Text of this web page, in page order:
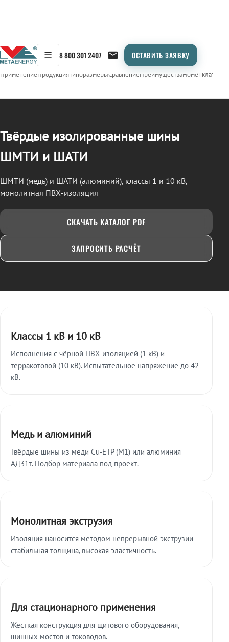
☰ 8 800 301 2407 ОСТАВИТЬ ЗАЯВКУ
← Продукция/СТП (ШМТИ / ШАТИ)
ПрименениеПродукцияТипоразмерыСравнениеПреимуществаНоменклатура
Твёрдые изолированные шины
ШМТИ и ШАТИ
ШМТИ (медь) и ШАТИ (алюминий), классы 1 и 10 кВ,
монолитная ПВХ-изоляция
СКАЧАТЬ КАТАЛОГ PDF
ЗАПРОСИТЬ РАСЧЁТ
Классы 1 кВ и 10 кВ
Исполнения с чёрной ПВХ-изоляцией (1 кВ) и
терракотовой (10 кВ). Испытательное напряжение до 42
кВ.
Медь и алюминий
Твёрдые шины из меди Cu-ETP (M1) или алюминия
АД31т. Подбор материала под проект.
Монолитная экструзия
Изоляция наносится методом непрерывной экструзии —
стабильная толщина, высокая эластичность.
Для стационарного применения
Жёсткая конструкция для щитового оборудования,
шинных мостов и тоководов.